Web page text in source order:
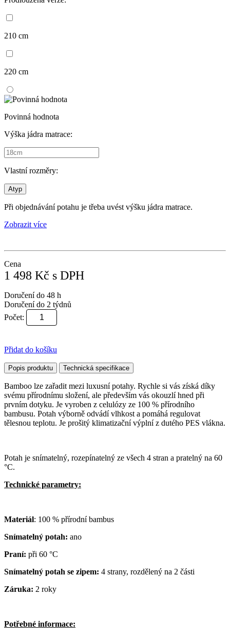
210 cm
220 cm
Povinná hodnota
Výška jádra matrace:
Vlastní rozměry:
Atyp
Při objednávání potahu je třeba uvést výšku jádra matrace.
Zobrazit více
Cena
1 498 Kč s DPH
Doručení do 48 h
Doručení do 2 týdnů
Počet:
Přidat do košíku
Popis produktu Technická specifikace
Bamboo lze zařadit mezi luxusní potahy. Rychle si vás získá díky
svému přírodnímu složení, ale především vás okouzlí hned při
prvním dotyku. Je vyroben z celulózy ze 100 % přírodního
bambusu. Potah výborně odvádí vlhkost a pomáhá regulovat
tělesnou teplotu. Je prošitý klimatizační výplní z dutého PES vlákna.
Potah je snímatelný, rozepínatelný ze všech 4 stran a pratelný na 60
°C.
Technické parametry:
Materiál: 100 % přírodní bambus
Snímatelný potah: ano
Praní: při 60 °C
Snímatelný potah se zipem: 4 strany, rozdělený na 2 části
Záruka: 2 roky
Potřebné informace: